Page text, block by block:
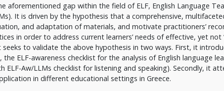
gap within the field of ELF, English Language
It is driven by the hypothesis that a comprehensive,
and adaptation of materials, and motivate practitioners’
in order to address current learners’ needs of effective, yet not
to validate the above hypothesis in two ways. First, it
ELF-awareness checklist for the analysis of English language
ELF-Aw/LLMs checklist for listening and speaking). Secondly, it
in different educational settings in Greece.